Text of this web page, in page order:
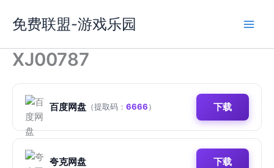
容
免费联盟-游戏乐园
XJ00787
百度网盘 （提取码： 6666） 下载
夸克网盘 下载